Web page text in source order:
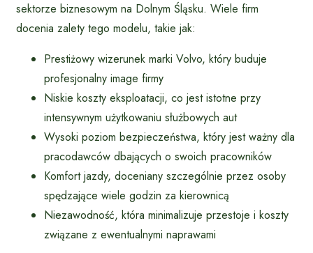
sektorze biznesowym na Dolnym Śląsku. Wiele firm
docenia zalety tego modelu, takie jak:
Prestiżowy wizerunek marki Volvo, który buduje
profesjonalny image firmy
Niskie koszty eksploatacji, co jest istotne przy
intensywnym użytkowaniu służbowych aut
Wysoki poziom bezpieczeństwa, który jest ważny dla
pracodawców dbających o swoich pracowników
Komfort jazdy, doceniany szczególnie przez osoby
spędzające wiele godzin za kierownicą
Niezawodność, która minimalizuje przestoje i koszty
związane z ewentualnymi naprawami